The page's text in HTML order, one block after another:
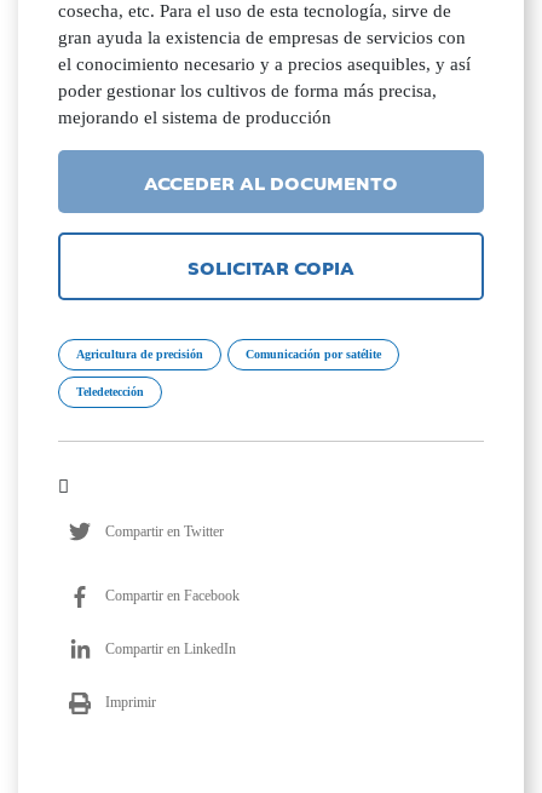
cosecha, etc. Para el uso de esta tecnología, sirve de
gran ayuda la existencia de empresas de servicios con
el conocimiento necesario y a precios asequibles, y así
poder gestionar los cultivos de forma más precisa,
mejorando el sistema de producción
ACCEDER AL DOCUMENTO
SOLICITAR COPIA
Agricultura de precisión Comunicación por satélite
Teledetección
Compartir en Twitter
Compartir en Facebook
Compartir en LinkedIn
Imprimir